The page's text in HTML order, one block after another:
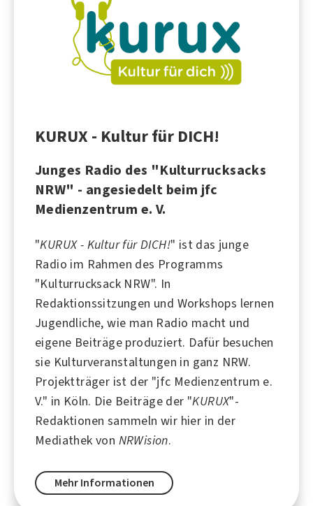
KURUX - Kultur für DICH!
Junges Radio des "Kulturrucksacks
NRW" - angesiedelt beim jfc
Medienzentrum e. V.
"KURUX - Kultur für DICH!" ist das junge
Radio im Rahmen des Programms
"Kulturrucksack NRW". In
Redaktionssitzungen und Workshops lernen
Jugendliche, wie man Radio macht und
eigene Beiträge produziert. Dafür besuchen
sie Kulturveranstaltungen in ganz NRW.
Projektträger ist der "jfc Medienzentrum e.
V." in Köln. Die Beiträge der "KURUX"-
Redaktionen sammeln wir hier in der
Mediathek von NRWision.
Mehr Informationen